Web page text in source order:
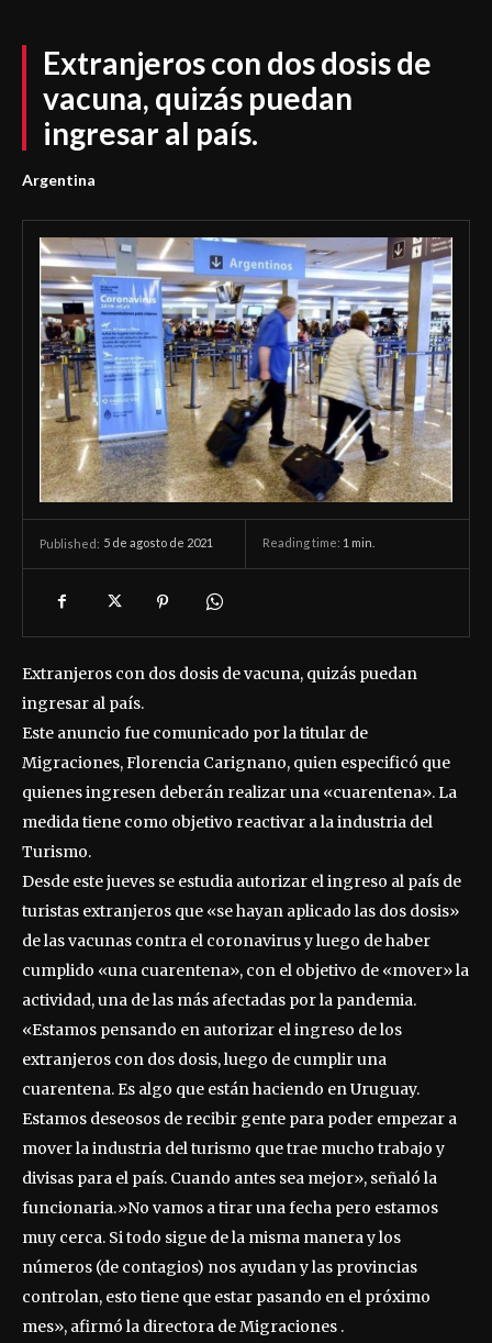
Extranjeros con dos dosis de
vacuna, quizás puedan
ingresar al país.
Argentina
Published: 5 de agosto de 2021 Reading time: 1 min.
Extranjeros con dos dosis de vacuna, quizás puedan
ingresar al país.
Este anuncio fue comunicado por la titular de
Migraciones, Florencia Carignano, quien especificó que
quienes ingresen deberán realizar una «cuarentena». La
medida tiene como objetivo reactivar a la industria del
Turismo.
Desde este jueves se estudia autorizar el ingreso al país de
turistas extranjeros que «se hayan aplicado las dos dosis»
de las vacunas contra el coronavirus y luego de haber
cumplido «una cuarentena», con el objetivo de «mover» la
actividad, una de las más afectadas por la pandemia.
«Estamos pensando en autorizar el ingreso de los
extranjeros con dos dosis, luego de cumplir una
cuarentena. Es algo que están haciendo en Uruguay.
Estamos deseosos de recibir gente para poder empezar a
mover la industria del turismo que trae mucho trabajo y
divisas para el país. Cuando antes sea mejor», señaló la
funcionaria.»No vamos a tirar una fecha pero estamos
muy cerca. Si todo sigue de la misma manera y los
números (de contagios) nos ayudan y las provincias
controlan, esto tiene que estar pasando en el próximo
mes», afirmó la directora de Migraciones .